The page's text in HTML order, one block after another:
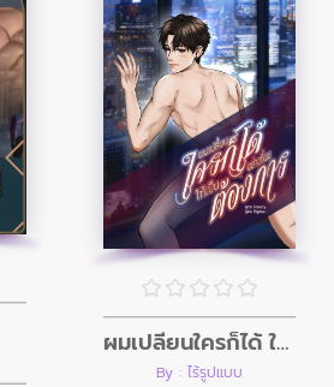
ผมเปลี่ยนใครก็ได้ ให้เป็นอย่างที่ผมต้องการ
By : ไร้รูปแบบ